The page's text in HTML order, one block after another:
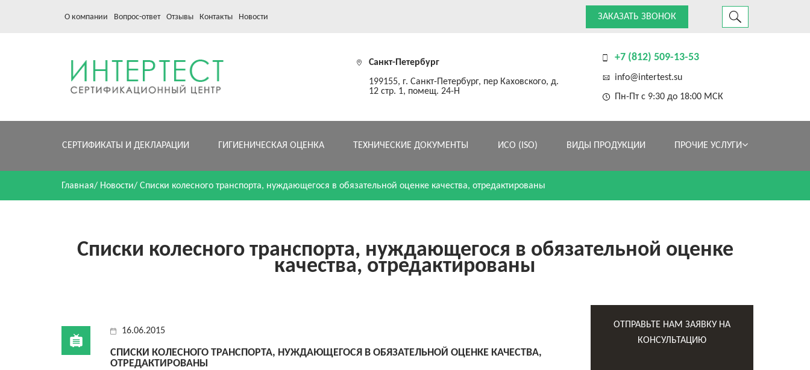
О компании Вопрос-ответ Отзывы Контакты Новости ЗАКАЗАТЬ ЗВОНОК
Санкт-Петербург
199155, г. Санкт-Петербург, пер Каховского, д.
12 стр. 1, помещ. 24-Н
+7 (812) 509-13-53
info@intertest.su
Пн-Пт с 9:30 до 18:00 МСК
СЕРТИФИКАТЫ И ДЕКЛАРАЦИИ ГИГИЕНИЧЕСКАЯ ОЦЕНКА ТЕХНИЧЕСКИЕ ДОКУМЕНТЫ ИСО (ISO) ВИДЫ ПРОДУКЦИИ ПРОЧИЕ УСЛУГИ
Главная/ Новости/ Списки колесного транспорта, нуждающегося в обязательной оценке качества, отредактированы
Списки колесного транспорта, нуждающегося в обязательной оценке
качества, отредактированы
16.06.2015
СПИСКИ КОЛЕСНОГО ТРАНСПОРТА, НУЖДАЮЩЕГОСЯ В ОБЯЗАТЕЛЬНОЙ ОЦЕНКЕ КАЧЕСТВА,
ОТРЕДАКТИРОВАНЫ
ОТПРАВЬТЕ НАМ ЗАЯВКУ НА
КОНСУЛЬТАЦИЮ